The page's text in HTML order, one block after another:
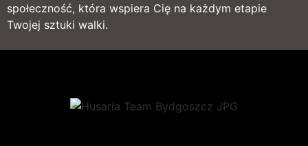
społeczność, która wspiera Cię na każdym etapie
Twojej sztuki walki.